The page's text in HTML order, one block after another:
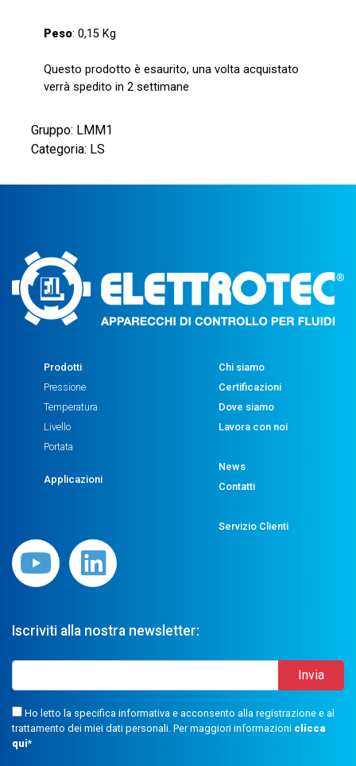
Peso: 0,15 Kg
Questo prodotto è esaurito, una volta acquistato
verrà spedito in 2 settimane
Gruppo: LMM1
Categoria: LS
Prodotti
Pressione
Temperatura
Livello
Portata
Applicazioni
Chi siamo
Certificazioni
Dove siamo
Lavora con noi
News
Contatti
Servizio Clienti
Iscriviti alla nostra newsletter:
Ho letto la specifica informativa e acconsento alla registrazione e al
trattamento dei miei dati personali. Per maggiori informazioni clicca
qui*